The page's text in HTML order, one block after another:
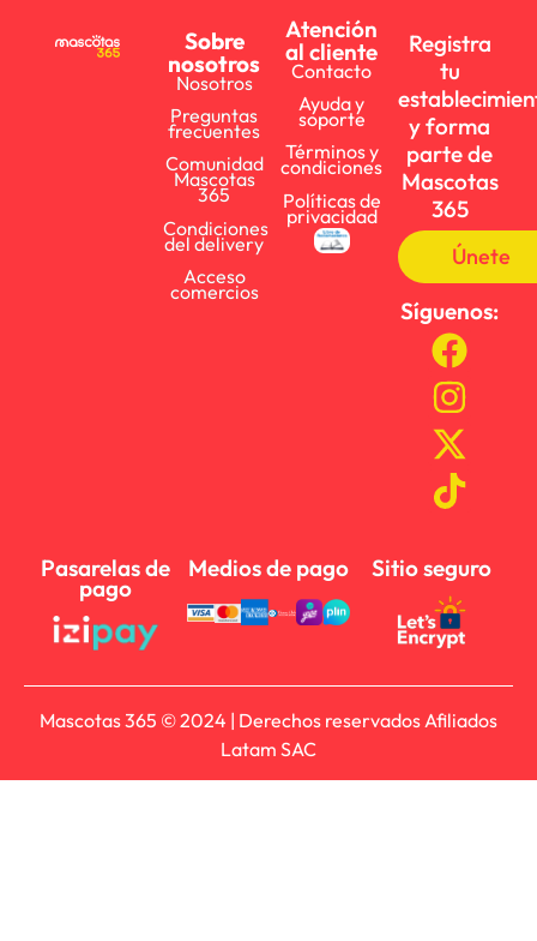
Sobre
nosotros
Nosotros
Preguntas
frecuentes
Comunidad
Mascotas
365
Condiciones
del delivery
Acceso
comercios
Atención
al cliente
Contacto
Ayuda y
soporte
Términos y
condiciones
Políticas de
privacidad
Registra
tu
y forma
parte de
Mascotas
365
Únete
Síguenos:
Pasarelas de
pago
Medios de pago Sitio seguro
Mascotas 365 © 2024 | Derechos reservados Afiliados
Latam SAC